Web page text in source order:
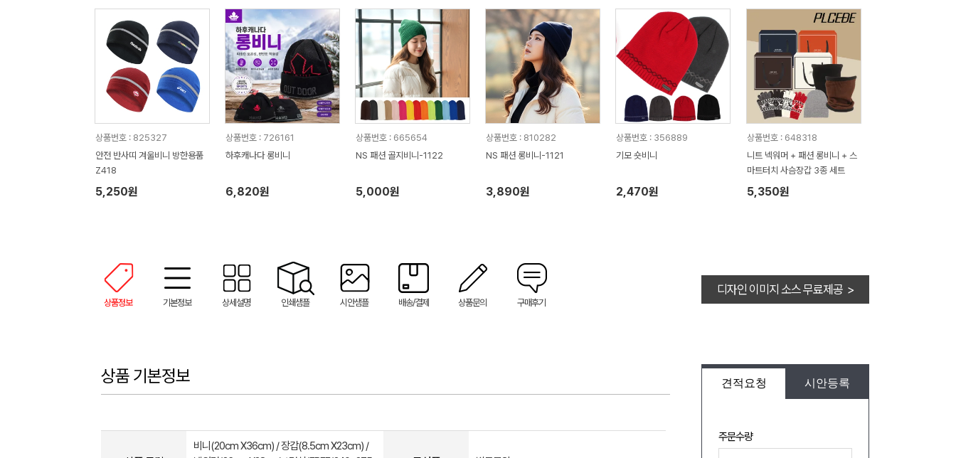
상품번호 : 825327
안전 반사띠 겨울비니 방한용품
Z418
5,250원
상품번호 : 726161
하후캐나다 롱비니
6,820원
상품번호 : 665654
NS 패션 골지비니-1122
5,000원
상품번호 : 810282
NS 패션 롱비니-1121
3,890원
상품번호 : 356889
기모 숏비니
2,470원
상품번호 : 648318
니트 넥워머 + 패션 롱비니 + 스
마트터치 사슴장갑 3종 세트
5,350원
상품정보 기본정보 상세설명 인쇄샘플 시안샘플 배송/결제 상품문의 구매후기
디자인 이미지 소스 무료제공 >
견적요청 시안등록
주문수량
상품 기본정보
비니(20cm X36cm) / 장갑(8.5cm X23cm) /